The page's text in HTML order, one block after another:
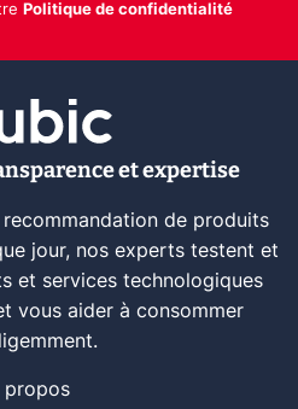
Politique de confidentialité
et expertise
de produits
jour, nos experts testent et
et services technologiques
vous aider à consommer
propos